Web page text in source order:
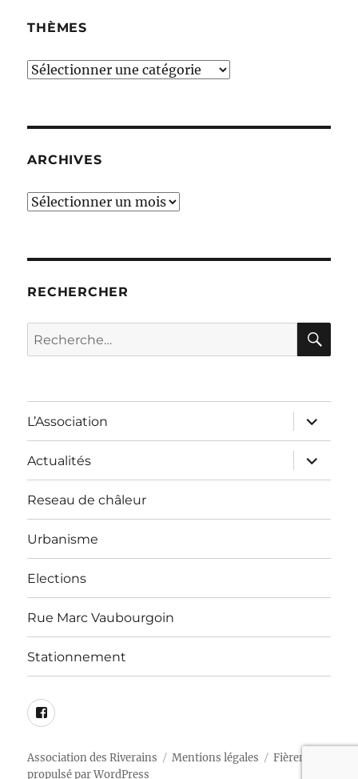
THÈMES
Thèmes
ARCHIVES
Archives
RECHERCHER
Recherche
pour :
L’Association
ouvrir
le
sous-
menu
Actualités
ouvrir
le
sous-
Reseau de châleur
Urbanisme
Elections
Rue Marc Vaubourgoin
Stationnement
Groupe
LBI
Association des Riverains Mentions légales
Fièrement
propulsé par WordPress